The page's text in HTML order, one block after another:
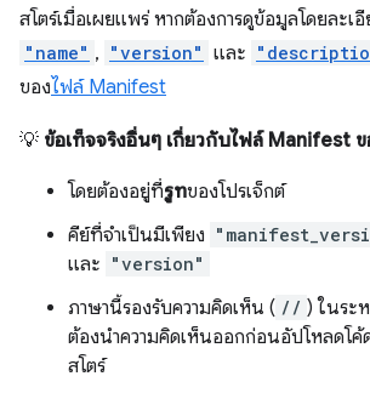
สโตร์เมื่อเผยแพร่ หากต้องการดูข้อมูลโดยละเ
"name" , "version" และ
ของไฟล์ Manifest
💡 ข้อเท็จจริงอื่นๆ เกี่ยวกับไฟล์ Manifest
โดยต้องอยู่ที่รูทของโปรเจ็กต์
คีย์ที่จําเป็นมีเพียง
และ "version"
ภาษานี้รองรับความคิดเห็น ( // ) ในระ
ต้องนำความคิดเห็นออกก่อนอัปโหลดโค้
สโตร์